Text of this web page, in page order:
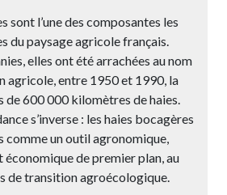
sont l’une des composantes les
du paysage agricole français.
elles ont été arrachées au nom
agricole, entre 1950 et 1990, la
de 600 000 kilomètres de haies.
s’inverse : les haies bocagères
comme un outil agronomique,
de premier plan, au
de transition agroécologique.